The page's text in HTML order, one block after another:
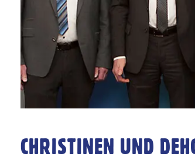
CHRISTINEN UND